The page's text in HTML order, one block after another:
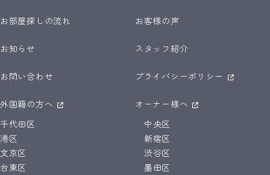
お部屋探しの流れ お客様の声
お知らせ スタッフ紹介
お問い合わせ プライバシーポリシー
外国籍の方へ
オーナー様へ
千代田区
中央区
港区
新宿区
文京区
渋谷区
台東区
墨田区